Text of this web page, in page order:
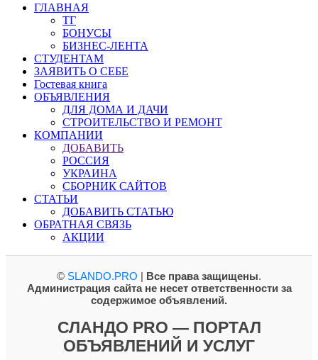
ГЛАВНАЯ
ТГ
БОНУСЫ
БИЗНЕС-ЛЕНТА
СТУДЕНТАМ
ЗАЯВИТЬ О СЕБЕ
Гостевая книга
ОБЪЯВЛЕНИЯ
ДЛЯ ДОМА И ДАЧИ
СТРОИТЕЛЬСТВО И РЕМОНТ
КОМПАНИИ
ДОБАВИТЬ
РОССИЯ
УКРАИНА
СБОРНИК САЙТОВ
СТАТЬИ
ДОБАВИТЬ СТАТЬЮ
ОБРАТНАЯ СВЯЗЬ
АКЦИИ
© SLANDO.PRO | Все права защищены.
Администрация сайта не несет ответственности за
содержимое объявлений.
СЛАНДО PRO — ПОРТАЛ
ОБЪЯВЛЕНИЙ И УСЛУГ